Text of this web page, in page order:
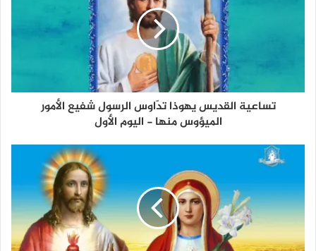
تساعية القديس يهوذا تدّاوس الرسول شفيع الأمور
الميؤوس منها - اليوم الأول